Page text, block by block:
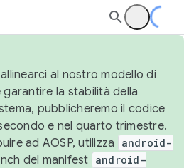
al nostro modello di
la stabilità della
pubblicheremo il codice
e nel quarto trimestre.
ad AOSP, utilizza
android-
del manifest android-